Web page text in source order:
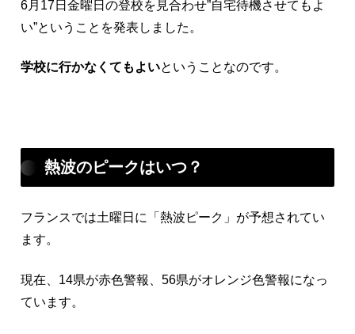
6月17日金曜日の登校を見合わせ”自宅待機させてもよ
い”ということを発表しました。
学校に行かなくてもよいということなのです。
熱波のピークはいつ？
フランスでは土曜日に「熱波ピーク」が予想されてい
ます。
現在、14県が赤色警報、56県がオレンジ色警報になっ
ています。